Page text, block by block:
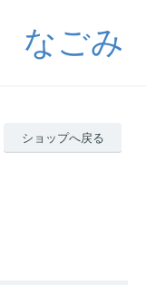
ごみ
ショップへ戻る